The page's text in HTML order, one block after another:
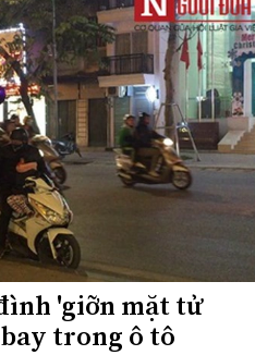
'giỡn mặt tử
trong ô tô